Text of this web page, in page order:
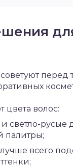
перед
цвета волос:
светло-русые
палитры;
всего